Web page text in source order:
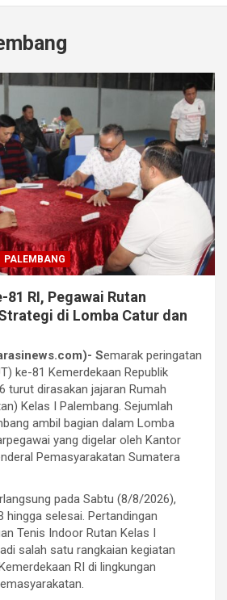
PALEMBANG
RI, Pegawai Rutan
di Lomba Catur dan
Semarak peringatan
ke-81 Kemerdekaan Republik
turut dirasakan jajaran Rumah
Kelas I Palembang. Sejumlah
ambil bagian dalam Lomba
yang digelar oleh Kantor
Pemasyarakatan Sumatera
pada Sabtu (8/8/2026),
hingga selesai. Pertandingan
Tenis Indoor Rutan Kelas I
salah satu rangkaian kegiatan
RI di lingkungan